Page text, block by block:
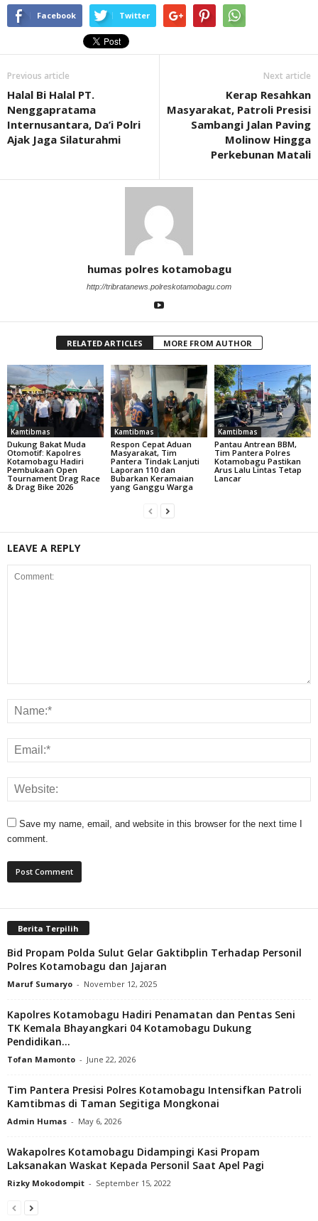
Facebook Twitter
Previous article
Halal Bi Halal PT.
Nenggapratama
Internusantara, Da’i Polri
Ajak Jaga Silaturahmi
Next article
Kerap Resahkan
Masyarakat, Patroli Presisi
Sambangi Jalan Paving
Molinow Hingga
Perkebunan Matali
humas polres kotamobagu
http://tribratanews.polreskotamobagu.com
RELATED ARTICLES MORE FROM AUTHOR
Kamtibmas
Dukung Bakat Muda
Otomotif: Kapolres
Kotamobagu Hadiri
Pembukaan Open
Tournament Drag Race
& Drag Bike 2026
Kamtibmas
Respon Cepat Aduan
Masyarakat, Tim
Pantera Tindak Lanjuti
Laporan 110 dan
Bubarkan Keramaian
yang Ganggu Warga
Kamtibmas
Pantau Antrean BBM,
Tim Pantera Polres
Kotamobagu Pastikan
Arus Lalu Lintas Tetap
Lancar
LEAVE A REPLY
Save my name, email, and website in this browser for the next time I
comment.
Berita Terpilih
Bid Propam Polda Sulut Gelar Gaktibplin Terhadap Personil
Polres Kotamobagu dan Jajaran
Maruf Sumaryo - November 12, 2025
Kapolres Kotamobagu Hadiri Penamatan dan Pentas Seni
TK Kemala Bhayangkari 04 Kotamobagu Dukung
Pendidikan...
Tofan Mamonto - June 22, 2026
Tim Pantera Presisi Polres Kotamobagu Intensifkan Patroli
Kamtibmas di Taman Segitiga Mongkonai
Admin Humas - May 6, 2026
Wakapolres Kotamobagu Didampingi Kasi Propam
Laksanakan Waskat Kepada Personil Saat Apel Pagi
Rizky Mokodompit - September 15, 2022